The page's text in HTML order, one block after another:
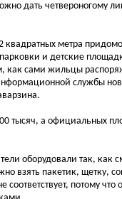
дать четвероногому
квадратных метра
и детские
как сами жильцы
службы
тысяч, а официальных
оборудовали так, как
взять пакетик, щетку,
потому что